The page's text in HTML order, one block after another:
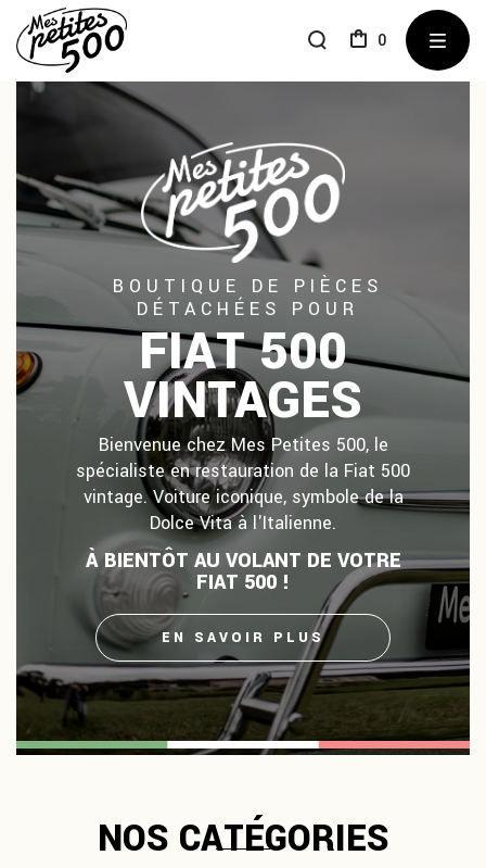
0
FIAT 500
VINTAGES
BOUTIQUE DE PIÈCES
DÉTACHÉES POUR
À BIENTÔT AU VOLANT DE VOTRE
FIAT 500 !
EN SAVOIR PLUS
Bienvenue chez Mes Petites 500, le
spécialiste en restauration de la Fiat 500
vintage. Voiture iconique, symbole de la
Dolce Vita à l'Italienne.
NOS CATÉGORIES